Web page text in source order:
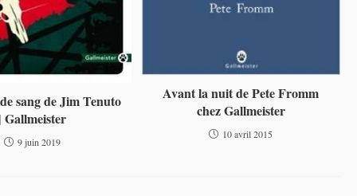
sang de Jim Tenuto
Gallmeister
9 juin 2019
Avant la nuit de Pete Fromm
chez Gallmeister
10 avril 2015